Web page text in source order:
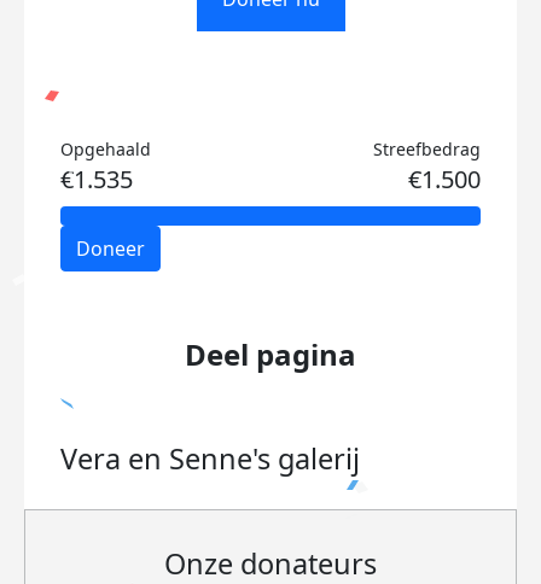
Opgehaald
€1.535
Streefbedrag
€1.500
Doneer
Deel pagina
Vera en Senne's galerij
Onze donateurs